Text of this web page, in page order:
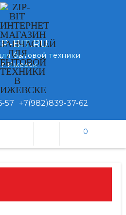
BIT.RU
бытовой техники
г.Ижевск
57 +7(982)839-37-62
0